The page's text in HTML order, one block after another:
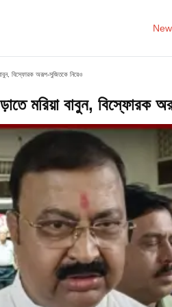
বাবুন, বিস্ফোরক অরূপ-সুজিতকে নিয়েও
মরিয়া বাবুন, বিস্ফোরক